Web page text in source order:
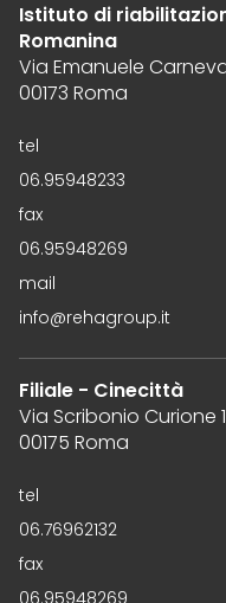
Istituto di
Romanina
Via Emanuele
00173 Roma
tel
06.95948233
fax
06.95948269
mail
info@rehagroup.it
Filiale - Cinecittà
Via Scribonio Curione
00175 Roma
tel
06.76962132
fax